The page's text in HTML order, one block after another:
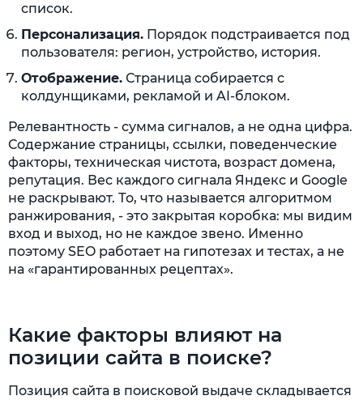
список.
Персонализация. Порядок подстраивается под
пользователя: регион, устройство, история.
Отображение. Страница собирается с
колдунщиками, рекламой и AI-блоком.
Релевантность - сумма сигналов, а не одна цифра.
Содержание страницы, ссылки, поведенческие
факторы, техническая чистота, возраст домена,
репутация. Вес каждого сигнала Яндекс и Google
не раскрывают. То, что называется алгоритмом
ранжирования, - это закрытая коробка: мы видим
вход и выход, но не каждое звено. Именно
поэтому SEO работает на гипотезах и тестах, а не
на «гарантированных рецептах».
Какие факторы влияют на
позиции сайта в поиске?
Позиция сайта в поисковой выдаче складывается